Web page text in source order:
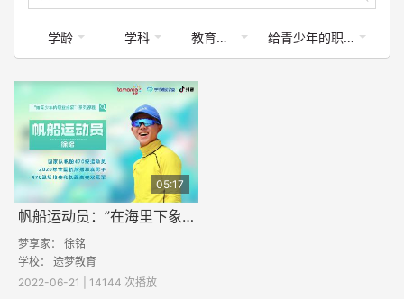
学龄 学科 教育类-体育运动 给青少年的职业启蒙课
05:17
帆船运动员：”在海里下象棋“
梦享家： 徐铭
学校： 途梦教育
2022-06-21 | 14144 次播放